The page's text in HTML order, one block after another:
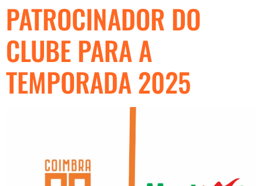
PATROCINADOR DO
CLUBE PARA A
TEMPORADA 2025